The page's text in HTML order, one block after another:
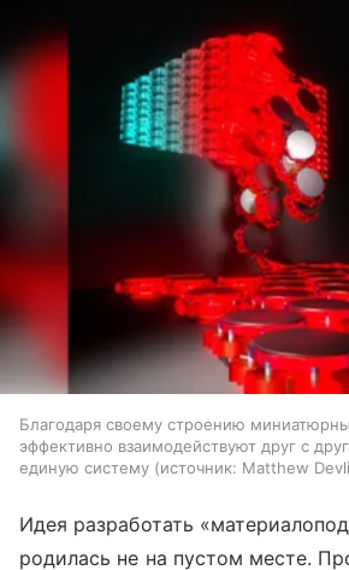
Благодаря своему строению
эффективно взаимодействуют друг с
единую систему
источник: Matthew
Идея разработать
родилась не на пустом месте.